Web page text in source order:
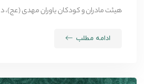
هیئت مادران و کودکان یاوران مهدی (عج)،
ادامه مطلب